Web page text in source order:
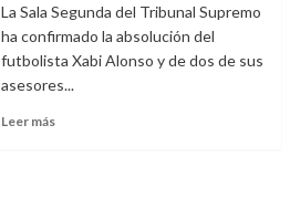
La Sala Segunda del Tribunal Supremo
ha confirmado la absolución del
futbolista Xabi Alonso y de dos de sus
asesores...
Leer más